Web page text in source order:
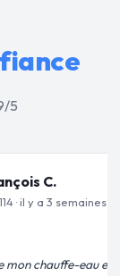
5
y a 1 mois
Plombier